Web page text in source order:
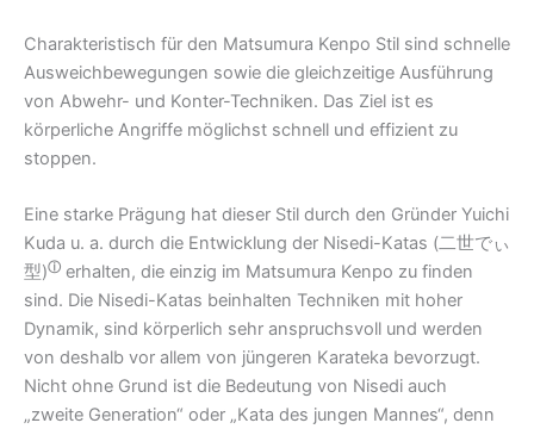
Charakteristisch für den Matsumura Kenpo Stil sind schnelle
Ausweichbewegungen sowie die gleichzeitige Ausführung
von Abwehr- und Konter-Techniken. Das Ziel ist es
körperliche Angriffe möglichst schnell und effizient zu
stoppen.
Eine starke Prägung hat dieser Stil durch den Gründer Yuichi
Kuda u. a. durch die Entwicklung der Nisedi-Katas (二世でぃ
型)ⓘ erhalten, die einzig im Matsumura Kenpo zu finden
sind. Die Nisedi-Katas beinhalten Techniken mit hoher
Dynamik, sind körperlich sehr anspruchsvoll und werden
von deshalb vor allem von jüngeren Karateka bevorzugt.
Nicht ohne Grund ist die Bedeutung von Nisedi auch
„zweite Generation“ oder „Kata des jungen Mannes“, denn